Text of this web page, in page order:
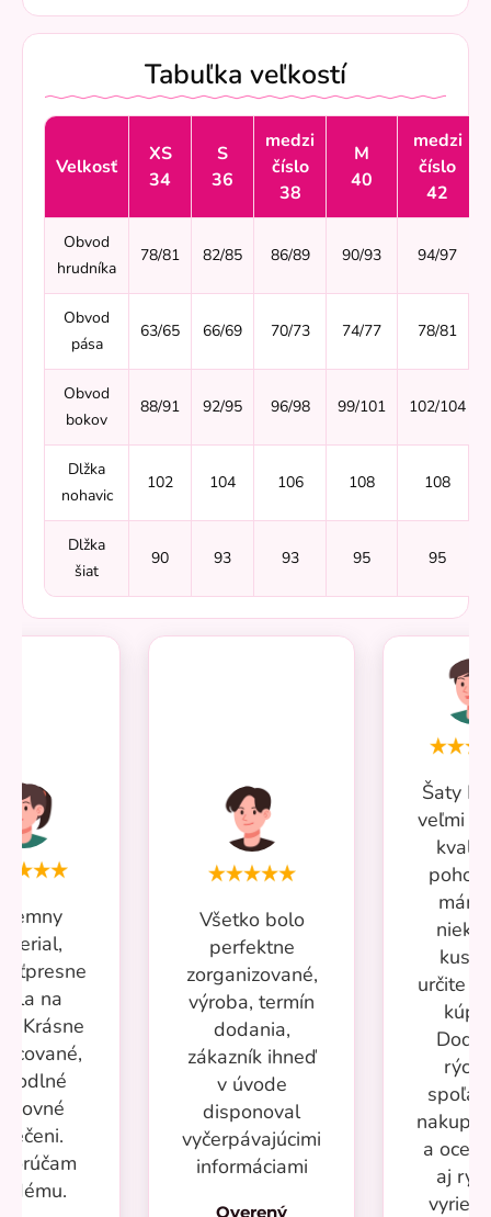
Tabuľka veľkostí
Velkosť
XS
34
S
36
medzi
číslo
38
M
40
medzi
číslo
42
Obvod
hrudníka
78/81 82/85 86/89 90/93 94/97
Obvod
pása
63/65 66/69 70/73 74/77 78/81
Obvod
bokov
88/91 92/95 96/98 99/101 102/104
Dlžka
nohavic
102 104 106 108 108
Dlžka
šiat
90 93 93 95 95
na
Krásne
Všetko bolo
perfektne
zorganizované,
výroba, termín
dodania,
zákazník ihneď
v úvode
disponoval
vyčerpávajúcimi
informáciami
Overený
Šaty
veľmi
mám
určite
a
aj